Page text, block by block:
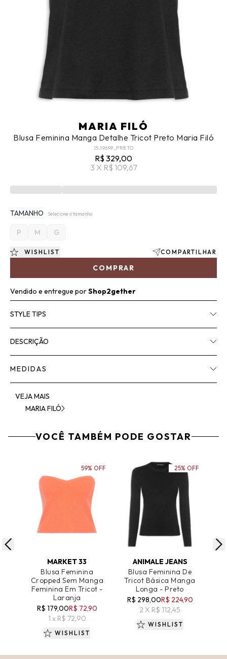
MARIA FILÓ
Blusa Feminina Manga Detalhe Tricot Preto Maria Filó
15.19699_PRETO
R$ 329,00
3 X R$ 109,67
TAMANHO Selecione o tamanho
P M G
COMPRAR
WISHLIST COMPARTILHAR
Vendido e entregue porShop2gether
STYLE TIPS
DESCRIÇÃO
MEDIDAS
VEJA MAIS
MARIA FILÓ
VOCÊ TAMBÉM PODE GOSTAR
MARKET 33
Blusa Feminina
Cropped Sem Manga
Feminina Em Tricot -
Laranja
R$ 179,00R$ 72,90
1 x R$ 72,90
59% OFF
WISHLIST
ADICIONAR AO CARRINHO
ANIMALE JEANS
Blusa Feminina De
Tricot Básica Manga
Longa - Preto
R$ 298,00R$ 224,90
2 X R$ 112,45
25% OFF
WISHLIST